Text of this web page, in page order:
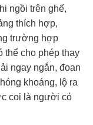
ngồi trên ghế,
thích hợp,
trường hợp
thể cho phép thay
ngay ngắn, đoan
khoáng, lộ ra
coi là người có